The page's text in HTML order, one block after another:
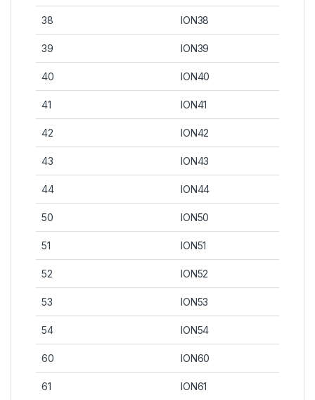
38 ION38
39 ION39
40 ION40
41 ION41
42 ION42
43 ION43
44 ION44
50 ION50
51 ION51
52 ION52
53 ION53
54 ION54
60 ION60
61 ION61